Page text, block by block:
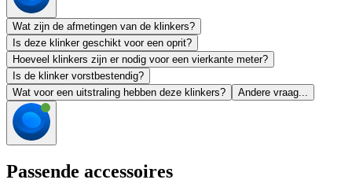
Wat zijn de afmetingen van de klinkers?
Is deze klinker geschikt voor een oprit?
Hoeveel klinkers zijn er nodig voor een vierkante meter?
Is de klinker vorstbestendig?
Wat voor een uitstraling hebben deze klinkers?
Andere vraag...
Passende accessoires